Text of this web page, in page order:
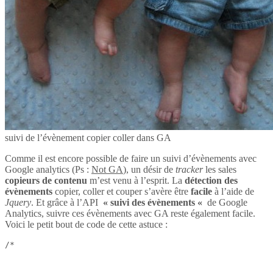
suivi de l’évènement copier coller dans GA
Comme il est encore possible de faire un suivi d’évènements avec
Google analytics (Ps : Not GA), un désir de trackerles sales
copieurs de contenu m’est venu à l’esprit. La détection des
évènements copier, coller et couper s’avère être facile à l’aide de
Jquery. Et grâce à l’API « suivi des évènements « de Google
Analytics, suivre ces évènements avec GA reste également facile.
Voici le petit bout de code de cette astuce :
/*